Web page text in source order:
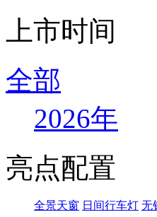
上市时间
全部
2026年
亮点配置
全景天窗 日间行车灯 无